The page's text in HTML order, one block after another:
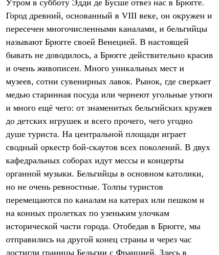
Рубашки
Футболки
Брюки
Термобелье
Теплое термобелье
Среднее термобелье
Легкое термобелье
Флисовая одежда
Куртки
Брюки
Детская одежда
Комбинезоны
Куртки
Брюки
Утепленная синтетикой
Комбинезоны
Куртки
Лёгкая одежда
Футболки
Брюки
Софтшелл одежда
Куртки
Флисовая одежда
Утром в субботу Эдди де Бусше отвез нас в Брюгге.
Город древний, основанный в VIII веке, он окружен и
пересечен многочисленными каналами, и бельгийцы
называют Брюгге своей Венецией. В настоящей
бывать не доводилось, а Брюгге действительно красив
и очень живописен. Много уникальных мест и
музеев, сотни сувенирных лавок. Рынок, где сверкает
медью старинная посуда или чернеют угольные утюги
и много ещё чего: от знаменитых бельгийских кружев
до детских игрушек и всего прочего, чего угодно
душе туриста. На центральной площади играет
сводный оркестр бой-скаутов всех поколений. В двух
кафедральных соборах идут мессы и концерты
органной музыки. Бельгийцы в основном католики,
но не очень ревностные. Толпы туристов
перемещаются по каналам на катерах или пешком и
на конных пролетках по узеньким улочкам
исторической части города. Отобедав в Брюгге, мы
отправились на другой конец страны и через час
достигли границы Бельгии с Францией. Здесь в